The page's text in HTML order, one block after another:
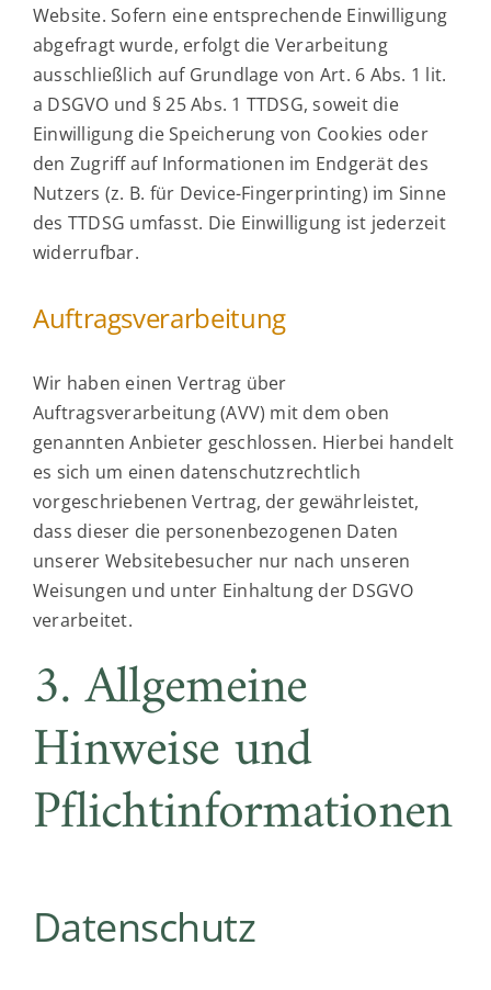
Website. Sofern eine entsprechende Einwilligung
abgefragt wurde, erfolgt die Verarbeitung
ausschließlich auf Grundlage von Art. 6 Abs. 1 lit.
a DSGVO und § 25 Abs. 1 TTDSG, soweit die
Einwilligung die Speicherung von Cookies oder
den Zugriff auf Informationen im Endgerät des
Nutzers (z. B. für Device-Fingerprinting) im Sinne
des TTDSG umfasst. Die Einwilligung ist jederzeit
widerrufbar.
Auftragsverarbeitung
Wir haben einen Vertrag über
Auftragsverarbeitung (AVV) mit dem oben
genannten Anbieter geschlossen. Hierbei handelt
es sich um einen datenschutzrechtlich
vorgeschriebenen Vertrag, der gewährleistet,
dass dieser die personenbezogenen Daten
unserer Websitebesucher nur nach unseren
Weisungen und unter Einhaltung der DSGVO
verarbeitet.
3. Allgemeine
Hinweise und
Pflicht­informationen
Datenschutz